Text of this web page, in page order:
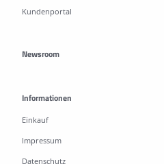
Kundenportal
Newsroom
Informationen
Einkauf
Impressum
Datenschutz